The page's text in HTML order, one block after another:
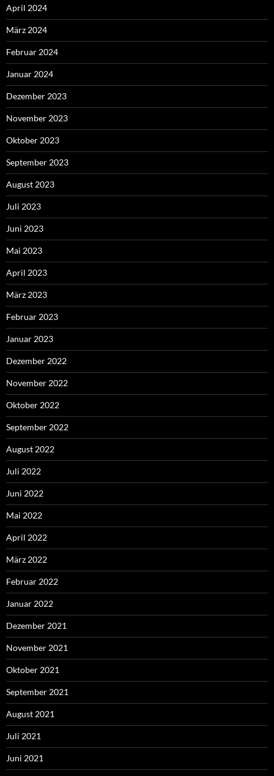
April 2024
März 2024
Februar 2024
Januar 2024
Dezember 2023
November 2023
Oktober 2023
September 2023
August 2023
Juli 2023
Juni 2023
Mai 2023
April 2023
März 2023
Februar 2023
Januar 2023
Dezember 2022
November 2022
Oktober 2022
September 2022
August 2022
Juli 2022
Juni 2022
Mai 2022
April 2022
März 2022
Februar 2022
Januar 2022
Dezember 2021
November 2021
Oktober 2021
September 2021
August 2021
Juli 2021
Juni 2021